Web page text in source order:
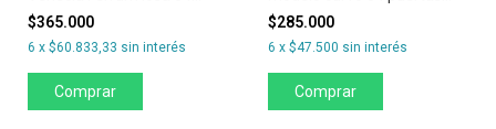
puertas
$365.000
6 x $60.833,33 sin interés
Comprar
con cajón
$285.000
6 x $47.500 sin interés
Comprar